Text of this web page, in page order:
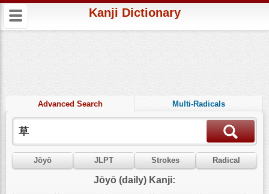
Kanji Dictionary
Advanced Search Multi-Radicals
Jōyō JLPT Strokes Radical
Jōyō (daily) Kanji: